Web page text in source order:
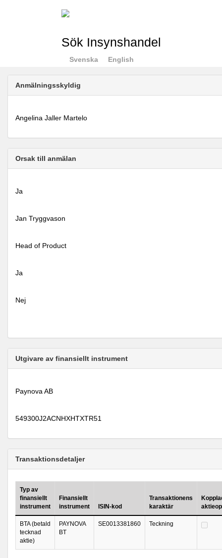
Sök Insynshandel
Svenska English
Anmälningsskyldig
Angelina Jaller Martelo
Orsak till anmälan
Ja
Jan Tryggvason
Head of Product
Ja
Nej
Utgivare av finansiellt instrument
Paynova AB
549300J2ACNHXHTXTR51
Transaktionsdetaljer
Typ av
finansiellt
instrument
Finansiellt
instrument
ISIN-kod
Transaktionens
karaktär
BTA (betald
tecknad
aktie)
PAYNOVA
BT
SE0013381860 Teckning